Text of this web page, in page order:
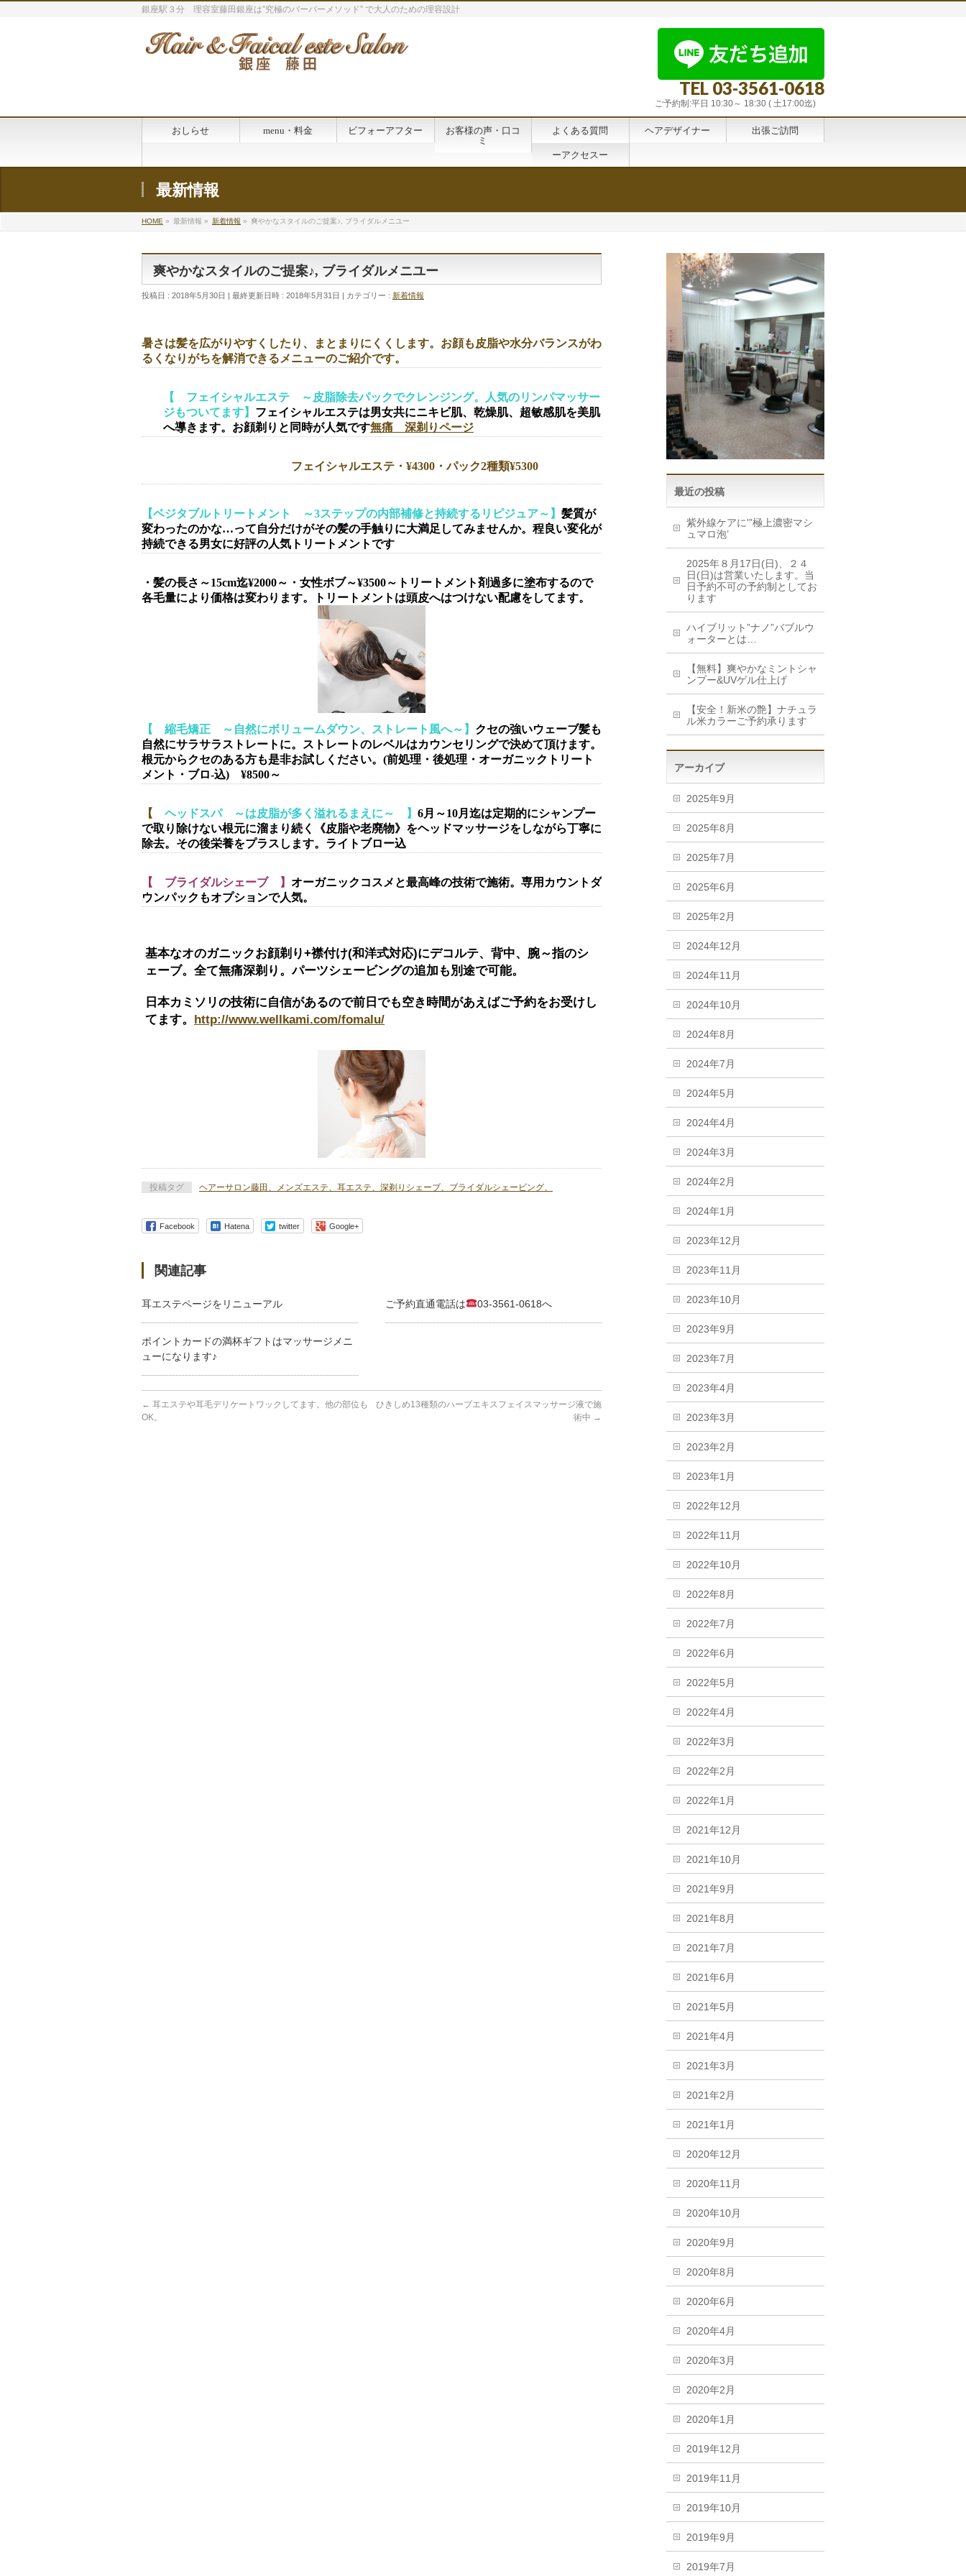
銀座駅３分 理容室藤田銀座は”究極のバーバーメソッド” で大人のための理容設計
TEL 03-3561-0618
ご予約制:平日 10:30～ 18:30 ( 土17:00迄)
おしらせ menu・料金 ビフォーアフター
お客様の声・口コ
ミ
よくある質問 ヘアデザイナー 出張ご訪問
ーアクセスー
最新情報
HOME » 最新情報 » 新着情報 » 爽やかなスタイルのご提案♪, ブライダルメニユー
爽やかなスタイルのご提案♪, ブライダルメニユー
投稿日 : 2018年5月30日 最終更新日時 : 2018年5月31日 カテゴリー : 新着情報
暑さは髪を広がりやすくしたり、まとまりにくくします。お顔も皮脂や水分バランスがわ
るくなりがちを解消できるメニューのご紹介です。
【 フェイシャルエステ ～皮脂除去パックでクレンジング。人気のリンパマッサー
ジもついてます】 フェイシャルエステは男女共にニキビ肌、乾燥肌、超敏感肌を美肌
へ導きます。お顔剃りと同時が人気です無痛 深剃りページ
フェイシャルエステ・¥4300・パック2種類¥5300
【ベジタブルトリートメント ～3ステップの内部補修と持続するリピジュア～】 髪質が
変わったのかな…って自分だけがその髪の手触りに大満足してみませんか。程良い変化が
持続できる男女に好評の人気トリートメントです
・髪の長さ～15cm迄¥2000～・女性ボブ～¥3500～トリートメント剤過多に塗布するので
各毛量により価格は変わります。トリートメントは頭皮へはつけない配慮をしてます。
【 縮毛矯正 ～自然にボリュームダウン、ストレート風へ～】 クセの強いウェーブ髪も
自然にサラサラストレートに。ストレートのレベルはカウンセリングで決めて頂けます。
根元からクセのある方も是非お試しください。(前処理・後処理・オーガニックトリート
メント・ブロ-込) ¥8500～
【 ヘッドスパ ～は皮脂が多く溢れるまえに～ 】 6月～10月迄は定期的にシャンプー
で取り除けない根元に溜まり続く《皮脂や老廃物》をヘッドマッサージをしながら丁寧に
除去。その後栄養をプラスします。ライトブロー込
【 ブライダルシェーブ 】 オーガニックコスメと最高峰の技術で施術。専用カウントダ
ウンパックもオプションで人気。
基本なオのガニックお顔剃り+襟付け(和洋式対応)にデコルテ、背中、腕～指のシ
ェーブ。全て無痛深剃り。パーツシェービングの追加も別途で可能。
日本カミソリの技術に自信があるので前日でも空き時間があえばご予約をお受けし
てます。 http://www.wellkami.com/fomalu/
投稿タグ ヘアーサロン藤田、メンズエステ、耳エステ、深剃りシェーブ、ブライダルシェービング、
Facebook Hatena twitter Google+
関連記事
耳エステページをリニューアル ご予約直通電話は 03-3561-0618へ
ポイントカードの満杯ギフトはマッサージメニ
ューになります♪
← 耳エステや耳毛デリケートワックしてます。他の部位も
OK。
ひきしめ13種類のハーブエキスフェイスマッサージ液で施
術中 →
最近の投稿
紫外線ケアに'”極上濃密マシ
ュマロ泡’
2025年８月17日(日)、２４
日(日)は営業いたします。当
日予約不可の予約制としてお
ります
ハイブリット”ナノ”バブルウ
ォーターとは…
【無料】爽やかなミントシャ
ンプー&UVゲル仕上げ
【安全！新米の艶】ナチュラ
ル米カラーご予約承ります
アーカイブ
2025年9月
2025年8月
2025年7月
2025年6月
2025年2月
2024年12月
2024年11月
2024年10月
2024年8月
2024年7月
2024年5月
2024年4月
2024年3月
2024年2月
2024年1月
2023年12月
2023年11月
2023年10月
2023年9月
2023年7月
2023年4月
2023年3月
2023年2月
2023年1月
2022年12月
2022年11月
2022年10月
2022年8月
2022年7月
2022年6月
2022年5月
2022年4月
2022年3月
2022年2月
2022年1月
2021年12月
2021年10月
2021年9月
2021年8月
2021年7月
2021年6月
2021年5月
2021年4月
2021年3月
2021年2月
2021年1月
2020年12月
2020年11月
2020年10月
2020年9月
2020年8月
2020年6月
2020年4月
2020年3月
2020年2月
2020年1月
2019年12月
2019年11月
2019年10月
2019年9月
2019年7月